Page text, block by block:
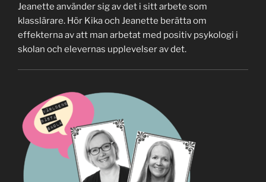
Jeanette använder sig av det i sitt arbete som
klasslärare. Hör Kika och Jeanette berätta om
effekterna av att man arbetat med positiv psykologi i
skolan och elevernas upplevelser av det.